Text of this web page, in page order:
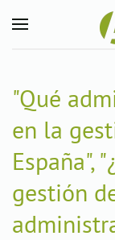
Skip to
"Qué
en la
España",
gestión